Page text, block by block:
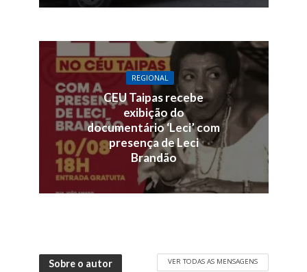
REGIONAL
CEU Taipas recebe
exibição do
documentário ‘Leci’ com
presença de Leci
Brandão
Sobre o autor VER TODAS AS MENSAGENS